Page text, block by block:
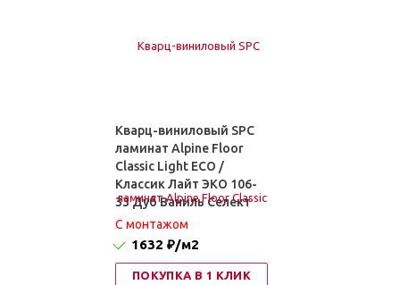
Кварц-виниловый SPC
ламинат Alpine Floor
Classic Light ЕСО /
Классик Лайт ЭКО 106-
33 Дуб Ваниль Селект
C монтажом
1632 ₽/м2
ПОКУПКА В 1 КЛИК